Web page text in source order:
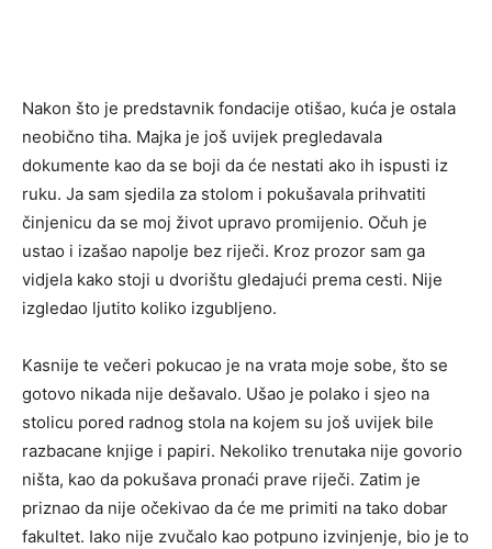
Nakon što je predstavnik fondacije otišao, kuća je ostala
neobično tiha. Majka je još uvijek pregledavala
dokumente kao da se boji da će nestati ako ih ispusti iz
ruku. Ja sam sjedila za stolom i pokušavala prihvatiti
činjenicu da se moj život upravo promijenio. Očuh je
ustao i izašao napolje bez riječi. Kroz prozor sam ga
vidjela kako stoji u dvorištu gledajući prema cesti. Nije
izgledao ljutito koliko izgubljeno.
Kasnije te večeri pokucao je na vrata moje sobe, što se
gotovo nikada nije dešavalo. Ušao je polako i sjeo na
stolicu pored radnog stola na kojem su još uvijek bile
razbacane knjige i papiri. Nekoliko trenutaka nije govorio
ništa, kao da pokušava pronaći prave riječi. Zatim je
priznao da nije očekivao da će me primiti na tako dobar
fakultet. Iako nije zvučalo kao potpuno izvinjenje, bio je to